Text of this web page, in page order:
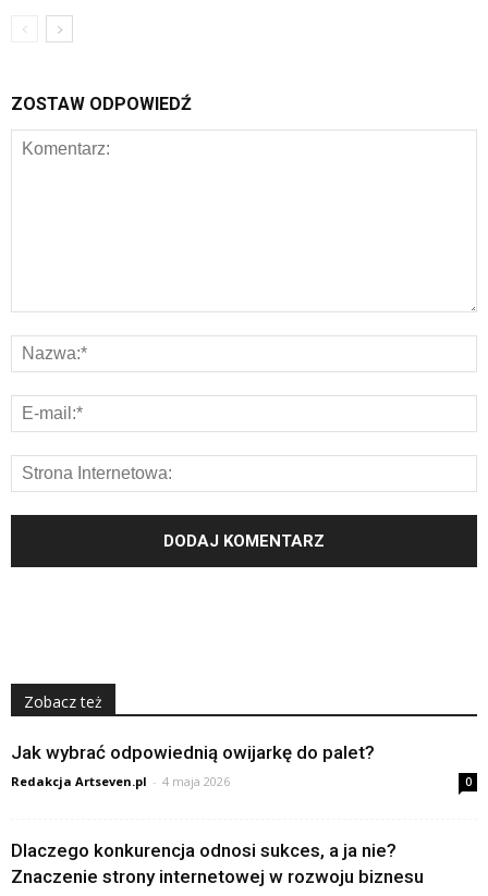
ZOSTAW ODPOWIEDŹ
Zobacz też
Jak wybrać odpowiednią owijarkę do palet?
Redakcja Artseven.pl - 4 maja 2026 0
Dlaczego konkurencja odnosi sukces, a ja nie?
Znaczenie strony internetowej w rozwoju biznesu